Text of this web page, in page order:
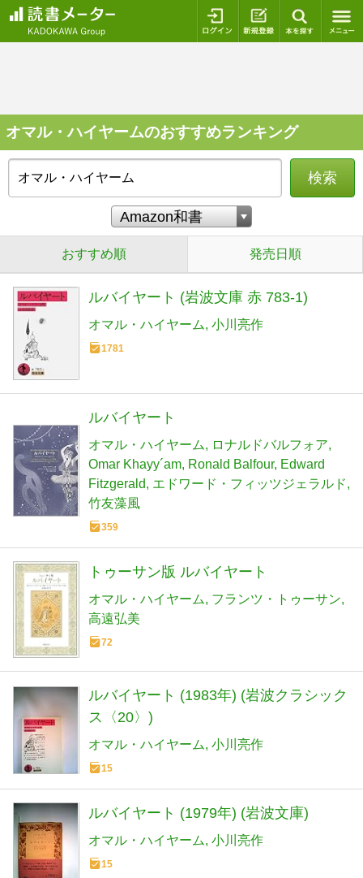
ログイン 新規登録
オマル・ハイヤームのおすすめランキング
検索
おすすめ順 発売日順
ルバイヤート (岩波文庫 赤 783-1)
オマル・ハイヤーム 小川亮作
1781
ルバイヤート
オマル・ハイヤーム
ロナルドバルフォア
Omar Khayy´am Ronald Balfour Edward
Fitzgerald
エドワード・フィッツジェラルド
竹友藻風
359
トゥーサン版 ルバイヤート
オマル・ハイヤーム
フランツ・トゥーサン
高遠弘美
72
ルバイヤート (1983年) (岩波クラシック
ス〈20〉)
オマル・ハイヤーム 小川亮作
15
ルバイヤート (1979年) (岩波文庫)
オマル・ハイヤーム 小川亮作
15